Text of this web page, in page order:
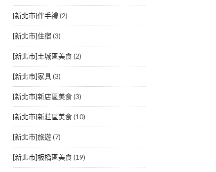
[新北市]伴手禮(2)
[新北市]住宿 (3)
[新北市]土城區美食(2)
[新北市]家具(3)
[新北市]新店區美食(3)
[新北市]新莊區美食(10)
[新北市]旅遊(7)
[新北市]板橋區美食(19)